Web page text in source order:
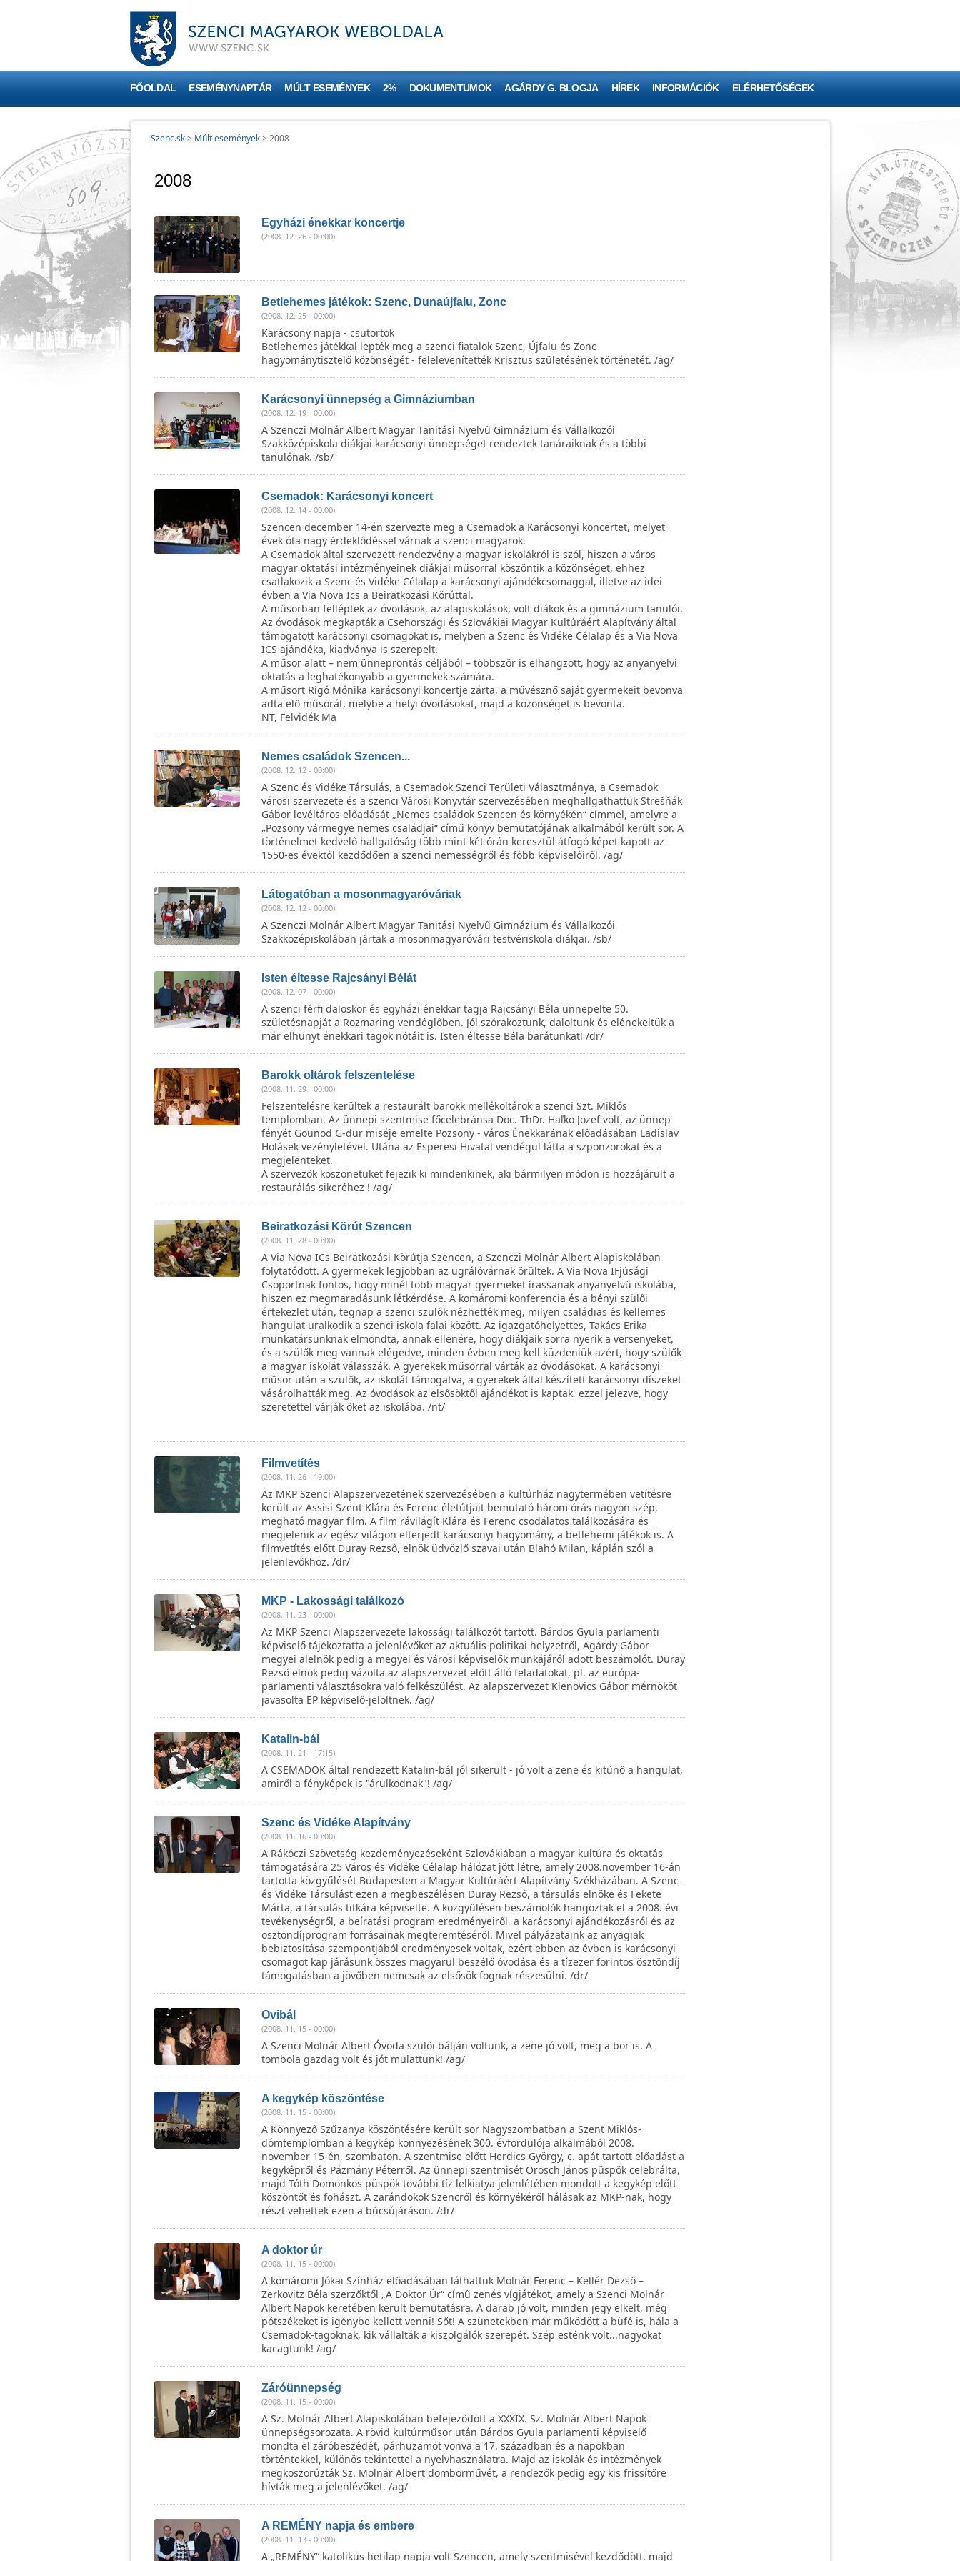
FŐOLDAL ESEMÉNYNAPTÁR MÚLT ESEMÉNYEK 2% DOKUMENTUMOK AGÁRDY G. BLOGJA HÍREK INFORMÁCIÓK ELÉRHETŐSÉGEK
Szenc.sk> Múlt események> 2008
2008
Egyházi énekkar koncertje
(2008. 12. 26 - 00:00)
Betlehemes játékok: Szenc, Dunaújfalu, Zonc
(2008. 12. 25 - 00:00)
Karácsony napja - csütörtök
Betlehemes játékkal lepték meg a szenci fiatalok Szenc, Újfalu és Zonc
hagyománytisztelő közönségét - felelevenítették Krisztus születésének történetét. /ag/
Karácsonyi ünnepség a Gimnáziumban
(2008. 12. 19 - 00:00)
A Szenczi Molnár Albert Magyar Tanitási Nyelvű Gimnázium és Vállalkozói
Szakközépiskola diákjai karácsonyi ünnepséget rendeztek tanáraiknak és a többi
tanulónak. /sb/
Csemadok: Karácsonyi koncert
(2008. 12. 14 - 00:00)
Szencen december 14-én szervezte meg a Csemadok a Karácsonyi koncertet, melyet
évek óta nagy érdeklődéssel várnak a szenci magyarok.
A Csemadok által szervezett rendezvény a magyar iskolákról is szól, hiszen a város
magyar oktatási intézményeinek diákjai műsorral köszöntik a közönséget, ehhez
csatlakozik a Szenc és Vidéke Célalap a karácsonyi ajándékcsomaggal, illetve az idei
évben a Via Nova Ics a Beiratkozási Körúttal.
A műsorban felléptek az óvodások, az alapiskolások, volt diákok és a gimnázium tanulói.
Az óvodások megkapták a Csehországi és Szlovákiai Magyar Kultúráért Alapítvány által
támogatott karácsonyi csomagokat is, melyben a Szenc és Vidéke Célalap és a Via Nova
ICS ajándéka, kiadványa is szerepelt.
A műsor alatt – nem ünneprontás céljából – többször is elhangzott, hogy az anyanyelvi
oktatás a leghatékonyabb a gyermekek számára.
A műsort Rigó Mónika karácsonyi koncertje zárta, a művésznő saját gyermekeit bevonva
adta elő műsorát, melybe a helyi óvodásokat, majd a közönséget is bevonta.
NT, Felvidék Ma
Nemes családok Szencen...
(2008. 12. 12 - 00:00)
A Szenc és Vidéke Társulás, a Csemadok Szenci Területi Választmánya, a Csemadok
városi szervezete és a szenci Városi Könyvtár szervezésében meghallgathattuk Strešňák
Gábor levéltáros előadását „Nemes családok Szencen és környékén“ címmel, amelyre a
„Pozsony vármegye nemes családjai“ című könyv bemutatójának alkalmából került sor. A
történelmet kedvelő hallgatóság több mint két órán keresztül átfogó képet kapott az
1550-es évektől kezdődően a szenci nemességről és főbb képviselőiről. /ag/
Látogatóban a mosonmagyaróváriak
(2008. 12. 12 - 00:00)
A Szenczi Molnár Albert Magyar Tanitási Nyelvű Gimnázium és Vállalkozói
Szakközépiskolában jártak a mosonmagyaróvári testvériskola diákjai. /sb/
Isten éltesse Rajcsányi Bélát
(2008. 12. 07 - 00:00)
A szenci férfi daloskör és egyházi énekkar tagja Rajcsányi Béla ünnepelte 50.
születésnapját a Rozmaring vendéglőben. Jól szórakoztunk, daloltunk és elénekeltük a
már elhunyt énekkari tagok nótáit is. Isten éltesse Béla barátunkat! /dr/
Barokk oltárok felszentelése
(2008. 11. 29 - 00:00)
Felszentelésre kerültek a restaurált barokk mellékoltárok a szenci Szt. Miklós
templomban. Az ünnepi szentmise főcelebránsa Doc. ThDr. Haľko Jozef volt, az ünnep
fényét Gounod G-dur miséje emelte Pozsony - város Énekkarának előadásában Ladislav
Holásek vezényletével. Utána az Esperesi Hivatal vendégül látta a szponzorokat és a
megjelenteket.
A szervezők köszönetüket fejezik ki mindenkinek, aki bármilyen módon is hozzájárult a
restaurálás sikeréhez ! /ag/
Beiratkozási Körút Szencen
(2008. 11. 28 - 00:00)
A Via Nova ICs Beiratkozási Körútja Szencen, a Szenczi Molnár Albert Alapiskolában
folytatódott. A gyermekek legjobban az ugrálóvárnak örültek. A Via Nova IFjúsági
Csoportnak fontos, hogy minél több magyar gyermeket írassanak anyanyelvű iskolába,
hiszen ez megmaradásunk létkérdése. A komáromi konferencia és a bényi szülői
értekezlet után, tegnap a szenci szülők nézhették meg, milyen családias és kellemes
hangulat uralkodik a szenci iskola falai között. Az igazgatóhelyettes, Takács Erika
munkatársunknak elmondta, annak ellenére, hogy diákjaik sorra nyerik a versenyeket,
és a szülők meg vannak elégedve, minden évben meg kell küzdeniük azért, hogy szülők
a magyar iskolát válasszák. A gyerekek műsorral várták az óvodásokat. A karácsonyi
műsor után a szülők, az iskolát támogatva, a gyerekek által készített karácsonyi díszeket
vásárolhatták meg. Az óvodások az elsősöktől ajándékot is kaptak, ezzel jelezve, hogy
szeretettel várják őket az iskolába. /nt/
Filmvetítés
(2008. 11. 26 - 19:00)
Az MKP Szenci Alapszervezetének szervezésében a kultúrház nagytermében vetítésre
került az Assisi Szent Klára és Ferenc életútjait bemutató három órás nagyon szép,
megható magyar film. A film rávilágít Klára és Ferenc csodálatos találkozására és
megjelenik az egész világon elterjedt karácsonyi hagyomány, a betlehemi játékok is. A
filmvetítés előtt Duray Rezső, elnök üdvözlő szavai után Blahó Milan, káplán szól a
jelenlevőkhöz. /dr/
MKP - Lakossági találkozó
(2008. 11. 23 - 00:00)
Az MKP Szenci Alapszervezete lakossági találkozót tartott. Bárdos Gyula parlamenti
képviselő tájékoztatta a jelenlévőket az aktuális politikai helyzetről, Agárdy Gábor
megyei alelnök pedig a megyei és városi képviselők munkájáról adott beszámolót. Duray
Rezső elnök pedig vázolta az alapszervezet előtt álló feladatokat, pl. az európa-
parlamenti választásokra való felkészülést. Az alapszervezet Klenovics Gábor mérnököt
javasolta EP képviselő-jelöltnek. /ag/
Katalin-bál
(2008. 11. 21 - 17:15)
A CSEMADOK által rendezett Katalin-bál jól sikerült - jó volt a zene és kitűnő a hangulat,
amiről a fényképek is "árulkodnak"! /ag/
Szenc és Vidéke Alapítvány
(2008. 11. 16 - 00:00)
A Rákóczi Szövetség kezdeményezéseként Szlovákiában a magyar kultúra és oktatás
támogatására 25 Város és Vidéke Célalap hálózat jött létre, amely 2008.november 16-án
tartotta közgyűlését Budapesten a Magyar Kultúráért Alapítvány Székházában. A Szenc-
és Vidéke Társulást ezen a megbeszélésen Duray Rezső, a társulás elnöke és Fekete
Márta, a társulás titkára képviselte. A közgyűlésen beszámolók hangoztak el a 2008. évi
tevékenységről, a beíratási program eredményeiről, a karácsonyi ajándékozásról és az
ösztöndíjprogram forrásainak megteremtéséről. Mivel pályázataink az anyagiak
bebiztosítása szempontjából eredményesek voltak, ezért ebben az évben is karácsonyi
csomagot kap járásunk összes magyarul beszélő óvodása és a tízezer forintos ösztöndíj
támogatásban a jövőben nemcsak az elsősök fognak részesülni. /dr/
Ovibál
(2008. 11. 15 - 00:00)
A Szenci Molnár Albert Óvoda szülői bálján voltunk, a zene jó volt, meg a bor is. A
tombola gazdag volt és jót mulattunk! /ag/
A kegykép köszöntése
(2008. 11. 15 - 00:00)
A Könnyező Szűzanya köszöntésére került sor Nagyszombatban a Szent Miklós-
dómtemplomban a kegykép könnyezésének 300. évfordulója alkalmából 2008.
november 15-én, szombaton. A szentmise előtt Herdics György, c. apát tartott előadást a
kegyképről és Pázmány Péterről. Az ünnepi szentmisét Orosch János püspök celebrálta,
majd Tóth Domonkos püspök további tíz lelkiatya jelenlétében mondott a kegykép előtt
köszöntőt és fohászt. A zarándokok Szencről és környékéről hálásak az MKP-nak, hogy
részt vehettek ezen a búcsújáráson. /dr/
A doktor úr
(2008. 11. 15 - 00:00)
A komáromi Jókai Színház előadásában láthattuk Molnár Ferenc – Kellér Dezső –
Zerkovitz Béla szerzőktől „A Doktor Úr“ című zenés vígjátékot, amely a Szenci Molnár
Albert Napok keretében került bemutatásra. A darab jó volt, minden jegy elkelt, még
pótszékeket is igénybe kellett venni! Sőt! A szünetekben már működött a büfé is, hála a
Csemadok-tagoknak, kik vállalták a kiszolgálók szerepét. Szép esténk volt...nagyokat
kacagtunk! /ag/
Záróünnepség
(2008. 11. 15 - 00:00)
A Sz. Molnár Albert Alapiskolában befejeződött a XXXIX. Sz. Molnár Albert Napok
ünnepségsorozata. A rövid kultúrműsor után Bárdos Gyula parlamenti képviselő
mondta el záróbeszédét, párhuzamot vonva a 17. században és a napokban
történtekkel, különös tekintettel a nyelvhasználatra. Majd az iskolák és intézmények
megkoszorúzták Sz. Molnár Albert domborművét, a rendezők pedig egy kis frissítőre
hívták meg a jelenlévőket. /ag/
A REMÉNY napja és embere
(2008. 11. 13 - 00:00)
A „REMÉNY“ katolikus hetilap napja volt Szencen, amely szentmisével kezdődött, majd